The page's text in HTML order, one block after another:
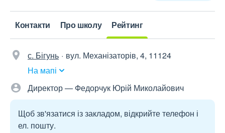
Контакти Про школу Рейтинг
с. Бігунь
вул. Механізаторів, 4, 11124
На мапі
Директор — Федорчук Юрій Миколайович
Щоб зв'язатися із закладом, відкрийте телефон і
ел. пошту.